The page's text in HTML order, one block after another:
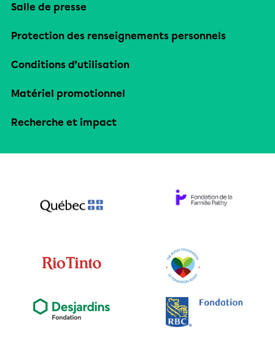
Salle de presse
Protection des renseignements personnels
Conditions d’utilisation
Matériel promotionnel
Recherche et impact